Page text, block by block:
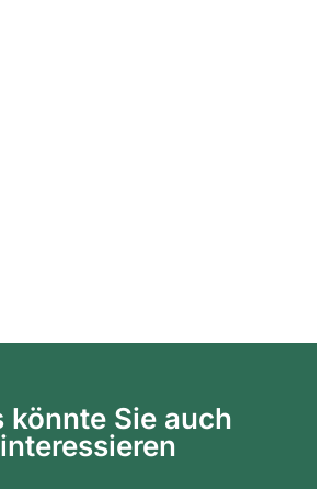
könnte Sie auch
interessieren